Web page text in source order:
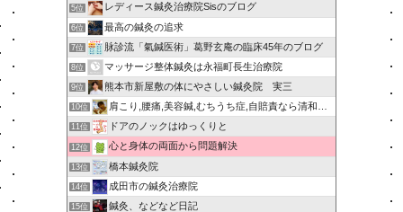
5位 レディース鍼灸治療院Sisのブログ
6位 最高の鍼灸の追求
7位 脉診流「氣鍼医術」葛野玄庵の臨床45年のブログ
8位 マッサージ整体鍼灸は永福町長生治療院
9位 熊本市新屋敷の体にやさしい鍼灸院 実三
10位 肩こり,腰痛,美容鍼,むちうち症,自賠責なら清和針灸接骨院
11位 ドアのノックはゆっくりと
12位 心と身体の両面から問題解決
13位 橋本鍼灸院
14位 成田市の鍼灸治療院
15位 鍼灸、などなど日記